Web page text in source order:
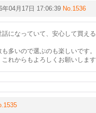
04月17日 17:06:39 No.1536
になっていて、安心して買え
多いので選ぶのも楽しいです
れからもよろしくお願いしま